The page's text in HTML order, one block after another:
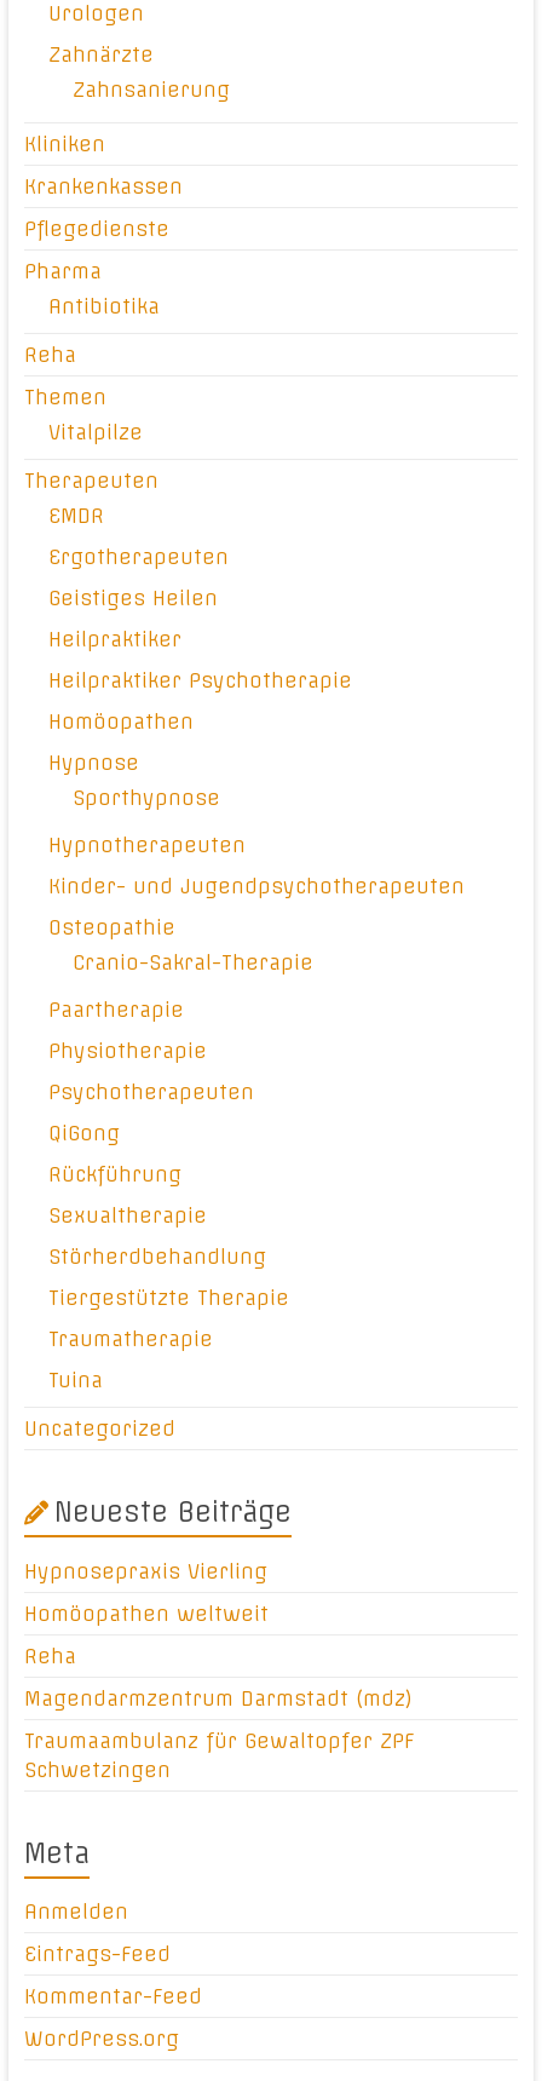
Urologen
Zahnärzte
Zahnsanierung
Kliniken
Krankenkassen
Pflegedienste
Pharma
Antibiotika
Reha
Themen
Vitalpilze
Therapeuten
EMDR
Ergotherapeuten
Geistiges Heilen
Heilpraktiker
Heilpraktiker Psychotherapie
Homöopathen
Hypnose
Sporthypnose
Hypnotherapeuten
Kinder- und Jugendpsychotherapeuten
Osteopathie
Cranio-Sakral-Therapie
Paartherapie
Physiotherapie
Psychotherapeuten
QiGong
Rückführung
Sexualtherapie
Störherdbehandlung
Tiergestützte Therapie
Traumatherapie
Tuina
Uncategorized
Neueste Beiträge
Hypnosepraxis Vierling
Homöopathen weltweit
Reha
Magendarmzentrum Darmstadt (mdz)
Traumaambulanz für Gewaltopfer ZPF
Schwetzingen
Meta
Anmelden
Eintrags-Feed
Kommentar-Feed
WordPress.org